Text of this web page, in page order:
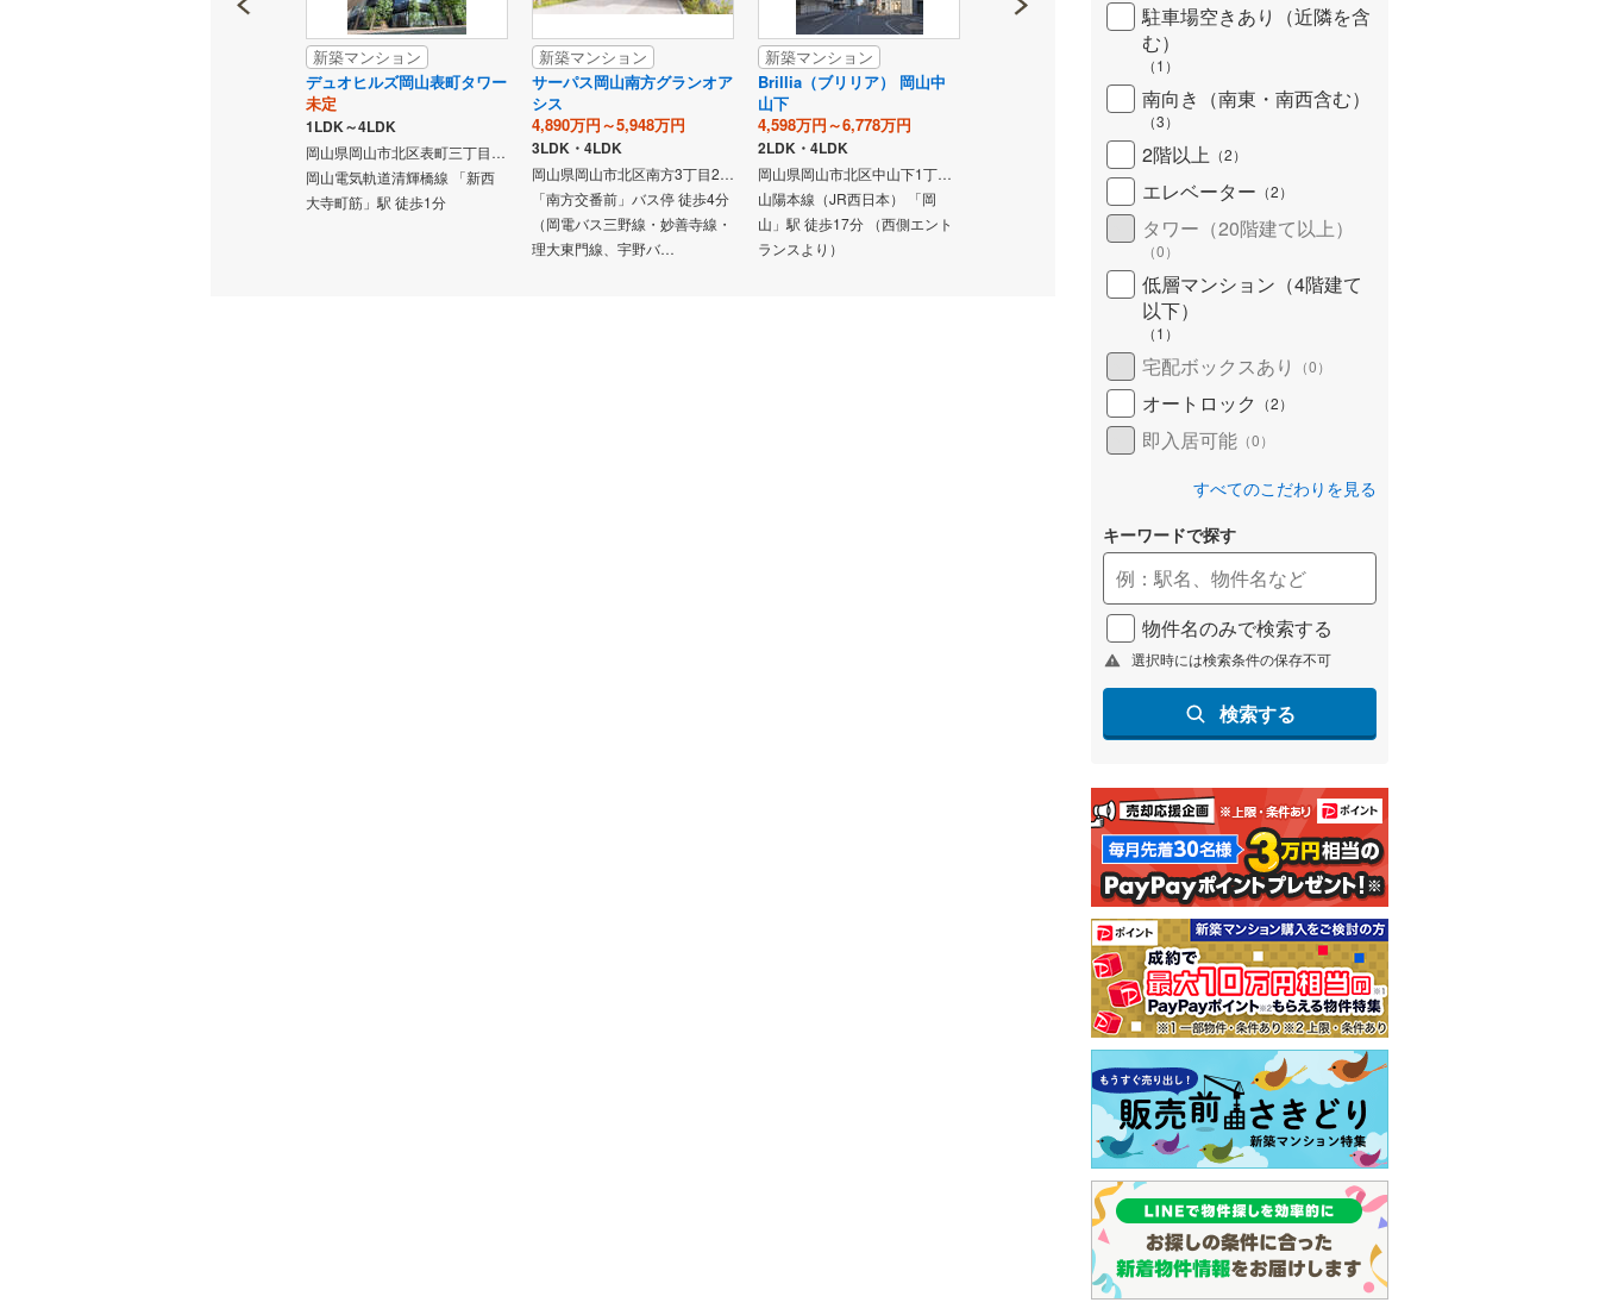
新築マンション
デュオヒルズ岡山表町タワー
未定
1LDK～4LDK
岡山県岡山市北区表町三丁目15番101（地番）
岡山電気軌道清輝橋線 「新西
大寺町筋」駅 徒歩1分
新築マンション
サーパス岡山南方グランオア
シス
4,890万円～5,948万円
3LDK・4LDK
岡山県岡山市北区南方3丁目260番5（地番）
「南方交番前」バス停 徒歩4分
（岡電バス三野線・妙善寺線・
理大東門線、宇野バ…
新築マンション
Brillia（ブリリア） 岡山中
山下
4,598万円～6,778万円
2LDK・4LDK
岡山県岡山市北区中山下1丁目11番108（地番）
山陽本線（JR西日本） 「岡
山」駅 徒歩17分 （西側エント
ランスより）
プレサンス ロジェ 岡山番町
岡山県岡山市北区番町一丁目165番1、177番1（地番）
山陽本線（JR西日本） 「岡
3,699万円～4,299万円
山」駅 徒歩11分
駐車場空きあり（近隣を含
む）
（1 ）
南向き（南東・南西含む）
（3）
2階以上 （2）
エレベーター （2）
タワー（20階建て以上）
（0）
低層マンション（4階建て
以下）
（1 ）
宅配ボックスあり （0）
オートロック （2）
即入居可能 （0）
すべてのこだわりを見る
キーワードで探す
物件名のみで検索する
選択時には検索条件の保存不可
検索する